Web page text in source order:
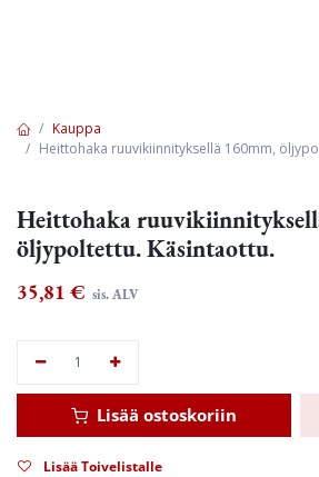
Kauppa
Heittohaka ruuvikiinnityksellä 160mm,
Heittohaka
öljypoltettu. Käsintaottu.
35,81 € sis. ALV
Lisää ostoskoriin
Lisää Toivelistalle